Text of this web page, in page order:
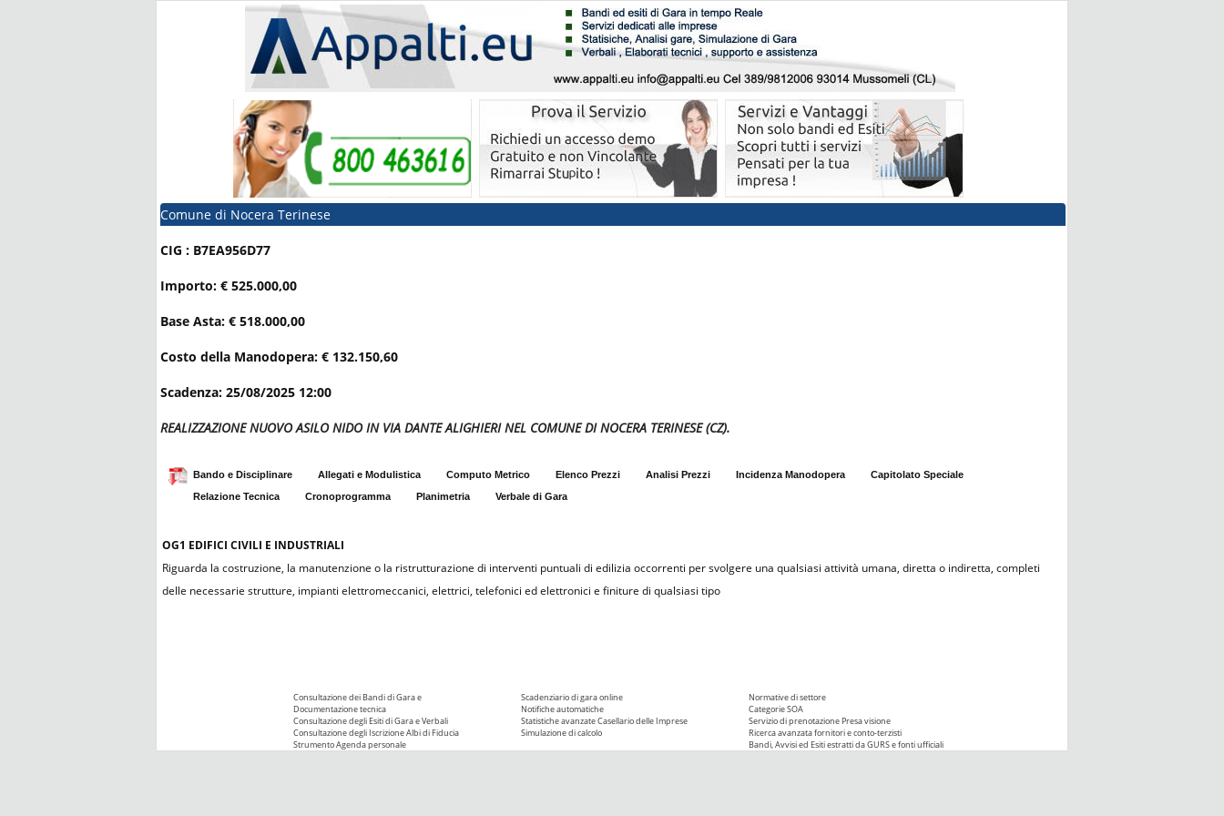
Comune di Nocera Terinese
CIG : B7EA956D77
Importo: € 525.000,00
Base Asta: € 518.000,00
Costo della Manodopera: € 132.150,60
Scadenza: 25/08/2025 12:00
REALIZZAZIONE NUOVO ASILO NIDO IN VIA DANTE ALIGHIERI NEL COMUNE DI NOCERA TERINESE (CZ).
Bando e Disciplinare Allegati e Modulistica Computo Metrico Elenco Prezzi Analisi Prezzi Incidenza Manodopera
Capitolato Speciale
Relazione Tecnica
Cronoprogramma Planimetria Verbale di Gara
OG1 EDIFICI CIVILI E INDUSTRIALI
Riguarda la costruzione, la manutenzione o la ristrutturazione di interventi puntuali di edilizia occorrenti per svolgere una qualsiasi attività umana, diretta o indiretta, completi
delle necessarie strutture, impianti elettromeccanici, elettrici, telefonici ed elettronici e finiture di qualsiasi tipo
Consultazione dei Bandi di Gara e
Documentazione tecnica
Consultazione degli Esiti di Gara e Verbali
Consultazione degli Iscrizione Albi di Fiducia
Strumento Agenda personale
Scadenziario di gara online
Notifiche automatiche
Statistiche avanzateCasellario delle Imprese
Simulazione di calcolo
Normative di settore
Categorie SOA
Servizio di prenotazione Presa visione
Ricerca avanzata fornitori e conto-terzisti
Bandi, Avvisi ed Esiti estratti da GURS e fonti ufficiali